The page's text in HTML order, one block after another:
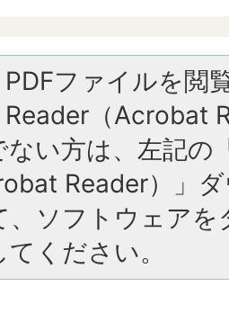
PDFファイルを閲
Reader（Acrobat
ない方は、左記の
Reader）」
、ソフトウェア
ください。